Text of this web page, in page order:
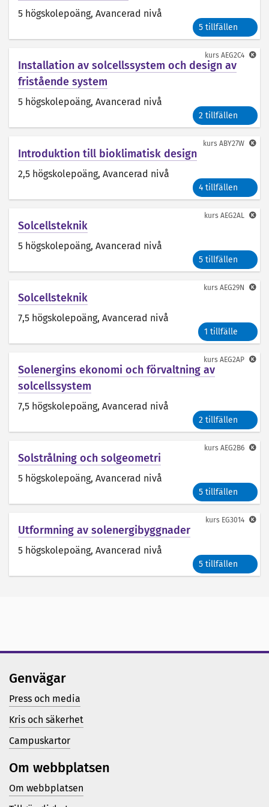
5 högskolepoäng, Avancerad nivå
5 tillfällen
Installation av solcellssystem och design av
fristående system
5 högskolepoäng, Avancerad nivå
2 tillfällen
kurs AEG2C4
Introduktion till bioklimatisk design
2,5 högskolepoäng, Avancerad nivå
4 tillfällen
kurs ABY27W
Solcellsteknik
5 högskolepoäng, Avancerad nivå
5 tillfällen
kurs AEG2AL
Solcellsteknik
7,5 högskolepoäng, Avancerad nivå
1 tillfälle
kurs AEG29N
Solenergins ekonomi och förvaltning av
solcellssystem
7,5 högskolepoäng, Avancerad nivå
2 tillfällen
kurs AEG2AP
Solstrålning och solgeometri
5 högskolepoäng, Avancerad nivå
5 tillfällen
kurs AEG2B6
Utformning av solenergibyggnader
5 högskolepoäng, Avancerad nivå
5 tillfällen
kurs EG3014
Genvägar
Press och media
Kris och säkerhet
Campuskartor
Om webbplatsen
Om webbplatsen